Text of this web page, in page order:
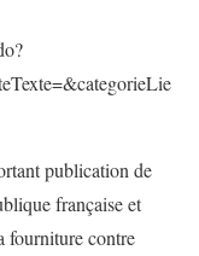
publication de
française et
fourniture contre